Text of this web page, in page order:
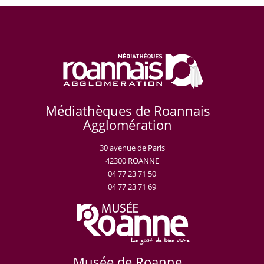
Médiathèques de Roannais
Agglomération
30 avenue de Paris
42300 ROANNE
04 77 23 71 50
04 77 23 71 69